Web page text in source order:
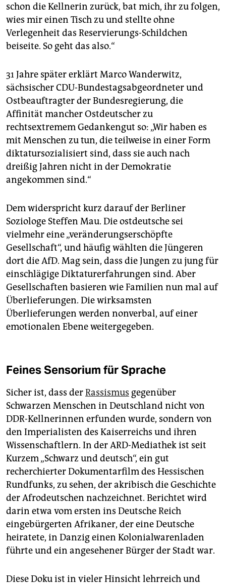
schon die Kellnerin zurück, bat mich, ihr zu folgen,
wies mir einen Tisch zu und stellte ohne
Verlegenheit das Reservierungs-Schildchen
beiseite. So geht das also.“
31 Jahre später erklärt Marco Wanderwitz,
sächsischer CDU-Bundestagsabgeordneter und
Ostbeauftragter der Bundesregierung, die
Affinität mancher Ostdeutscher zu
rechtsextremem Gedankengut so: „Wir haben es
mit Menschen zu tun, die teilweise in einer Form
diktatursozialisiert sind, dass sie auch nach
dreißig Jahren nicht in der Demokratie
angekommen sind.“
Dem widerspricht kurz darauf der Berliner
Soziologe Steffen Mau. Die ostdeutsche sei
vielmehr eine „veränderungserschöpfte
Gesellschaft“, und häufig wählten die Jüngeren
dort die AfD. Mag sein, dass die Jungen zu jung für
einschlägige Diktaturerfahrungen sind. Aber
Gesellschaften basieren wie Familien nun mal auf
Überlieferungen. Die wirksamsten
Überlieferungen werden nonverbal, auf einer
emotionalen Ebene weitergegeben.
Feines Sensorium für Sprache
Sicher ist, dass derRassismus gegenüber
Schwarzen Menschen in Deutschland nicht von
DDR-Kellnerinnen erfunden wurde, sondern von
den Imperialisten des Kaiserreichs und ihren
Wissenschaftlern. In der ARD-Mediathek ist seit
Kurzem „Schwarz und deutsch“, ein gut
recherchierter Dokumentarfilm des Hessischen
Rundfunks, zu sehen, der akribisch die Geschichte
der Afrodeutschen nachzeichnet. Berichtet wird
darin etwa vom ersten ins Deutsche Reich
eingebürgerten Afrikaner, der eine Deutsche
heiratete, in Danzig einen Kolonialwarenladen
führte und ein angesehener Bürger der Stadt war.
Diese Doku ist in vieler Hinsicht lehrreich und